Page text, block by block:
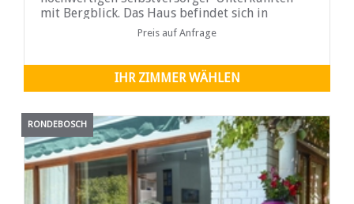
mit Bergblick. Das Haus befindet sich in
zentraler Lage mit einfachem Zugang zu den
Preis auf Anfrage
IHR ZIMMER WÄHLEN
RONDEBOSCH